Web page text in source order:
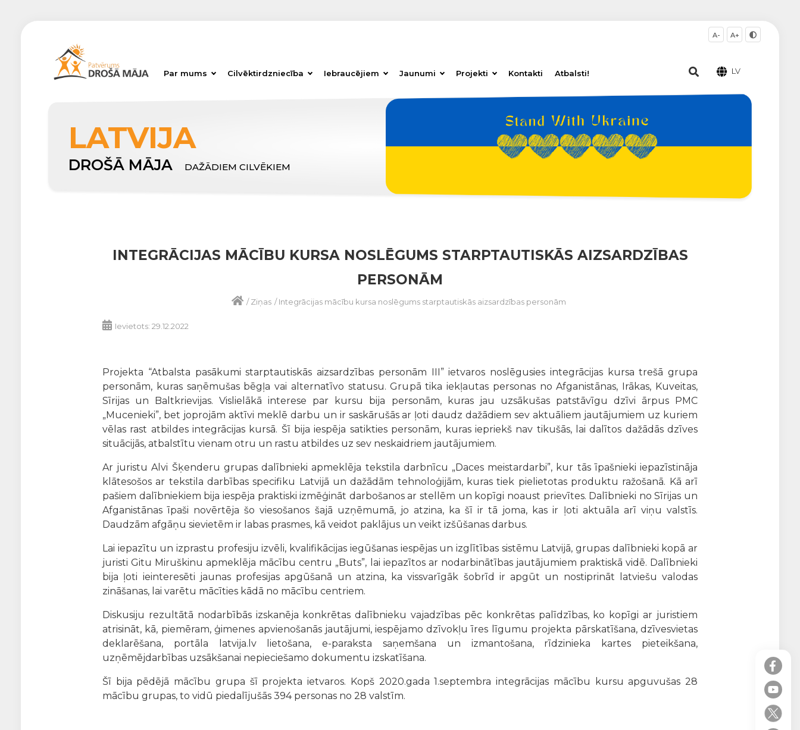
Par mums Cilvēktirdzniecība Iebraucējiem Jaunumi Projekti Kontakti Atbalsti!
A- A+
LV
LATVIJA
DROŠĀ MĀJA DAŽĀDIEM CILVĒKIEM
INTEGRĀCIJAS MĀCĪBU KURSA NOSLĒGUMS STARPTAUTISKĀS AIZSARDZĪBAS
PERSONĀM
/Ziņas /Integrācijas mācību kursa noslēgums starptautiskās aizsardzības personām
Ievietots: 29.12.2022
Projekta “Atbalsta pasākumi starptautiskās aizsardzības personām III” ietvaros noslēgusies integrācijas kursa trešā grupa
personām, kuras saņēmušas bēgļa vai alternatīvo statusu. Grupā tika iekļautas personas no Afganistānas, Irākas, Kuveitas,
Sīrijas un Baltkrievijas. Vislielākā interese par kursu bija personām, kuras jau uzsākušas patstāvīgu dzīvi ārpus PMC
„Mucenieki”, bet joprojām aktīvi meklē darbu un ir saskārušās ar ļoti daudz dažādiem sev aktuāliem jautājumiem uz kuriem
vēlas rast atbildes integrācijas kursā. Šī bija iespēja satikties personām, kuras iepriekš nav tikušās, lai dalītos dažādās dzīves
situācijās, atbalstītu vienam otru un rastu atbildes uz sev neskaidriem jautājumiem.
Ar juristu Alvi Šķenderu grupas dalībnieki apmeklēja tekstila darbnīcu „Daces meistardarbi”, kur tās īpašnieki iepazīstināja
klātesošos ar tekstila darbības specifiku Latvijā un dažādām tehnoloģijām, kuras tiek pielietotas produktu ražošanā. Kā arī
pašiem dalībniekiem bija iespēja praktiski izmēģināt darbošanos ar stellēm un kopīgi noaust prievītes. Dalībnieki no Sīrijas un
Afganistānas īpaši novērtēja šo viesošanos šajā uzņēmumā, jo atzina, ka šī ir tā joma, kas ir ļoti aktuāla arī viņu valstīs.
Daudzām afgāņu sievietēm ir labas prasmes, kā veidot paklājus un veikt izšūšanas darbus.
Lai iepazītu un izprastu profesiju izvēli, kvalifikācijas iegūšanas iespējas un izglītības sistēmu Latvijā, grupas dalībnieki kopā ar
juristi Gitu Miruškinu apmeklēja mācību centru „Buts”, lai iepazītos ar nodarbinātības jautājumiem praktiskā vidē. Dalībnieki
bija ļoti ieinteresēti jaunas profesijas apgūšanā un atzina, ka vissvarīgāk šobrīd ir apgūt un nostiprināt latviešu valodas
zināšanas, lai varētu mācīties kādā no mācību centriem.
Diskusiju rezultātā nodarbībās izskanēja konkrētas dalībnieku vajadzības pēc konkrētas palīdzības, ko kopīgi ar juristiem
atrisināt, kā, piemēram, ģimenes apvienošanās jautājumi, iespējamo dzīvokļu īres līgumu projekta pārskatīšana, dzīvesvietas
deklarēšana, portāla latvija.lv lietošana, e-paraksta saņemšana un izmantošana, rīdzinieka kartes pieteikšana,
uzņēmējdarbības uzsākšanai nepieciešamo dokumentu izskatīšana.
Šī bija pēdējā mācību grupa šī projekta ietvaros. Kopš 2020.gada 1.septembra integrācijas mācību kursu apguvušas 28
mācību grupas, to vidū piedalījušās 394 personas no 28 valstīm.